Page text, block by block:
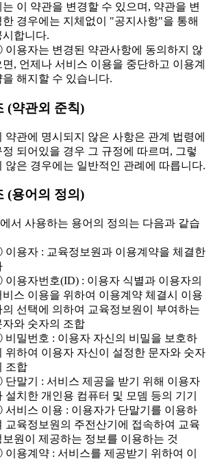
는 이 약관을 변경할 수 있으며, 약관을 변
한 경우에는 지체없이 "공지사항"을 통해
시합니다.
용자는 변경된 약관사항에 동의하지 않
면, 언제나 서비스 이용을 중단하고 이용계
을 해지할 수 있습니다.
(약관외 준칙)
약관에 명시되지 않은 사항은 관계 법령에
정 되어있을 경우 그 규정에 따르며, 그렇
않은 경우에는 일반적인 관례에 따릅니다.
(용어의 정의)
서 사용하는 용어의 정의는 다음과 같습
용자 : 교육정보원과 이용계약을 체결한
용자번호(ID) : 이용자 식별과 이용자의
비스 이용을 위하여 이용계약 체결시 이용
의 선택에 의하여 교육정보원이 부여하는
자와 숫자의 조합
밀번호 : 이용자 자신의 비밀을 보호하
위하여 이용자 자신이 설정한 문자와 숫자
조합
말기 : 서비스 제공을 받기 위해 이용자
설치한 개인용 컴퓨터 및 모뎀 등의 기기
비스 이용 : 이용자가 단말기를 이용하
교육정보원의 주전산기에 접속하여 교육
보원이 제공하는 정보를 이용하는 것
용계약 : 서비스를 제공받기 위하여 이